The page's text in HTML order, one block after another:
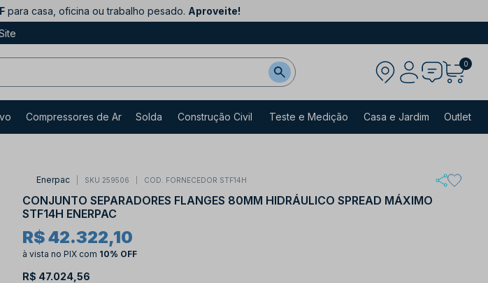
para casa, oficina ou trabalho pesado. Aproveite!
0
Compressores de Ar Solda Construção Civil Teste e Medição Casa e Jardim Outlet
Enerpac SKU 259506 COD. FORNECEDOR STF14H
CONJUNTO SEPARADORES FLANGES 80MM HIDRÁULICO SPREAD MÁXIMO
STF14H ENERPAC
R$ 42.322,10
à vista no PIX com 10% OFF
R$ 47.024,56